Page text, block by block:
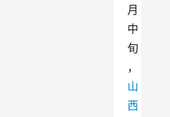
月
中
旬
，
山
西